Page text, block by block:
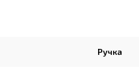
Ручка